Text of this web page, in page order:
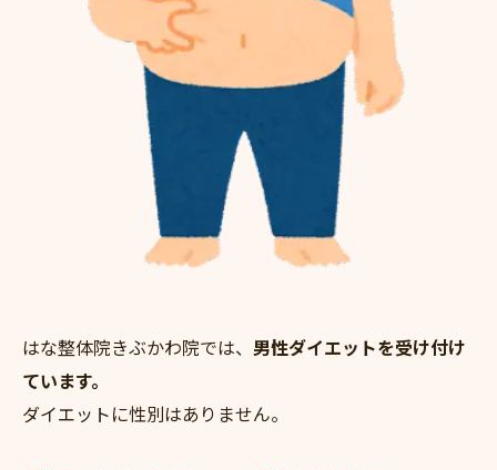
はな整体院きぶかわ院では、 男性ダイエットを受け付け
ています。
ダイエットに性別はありません。